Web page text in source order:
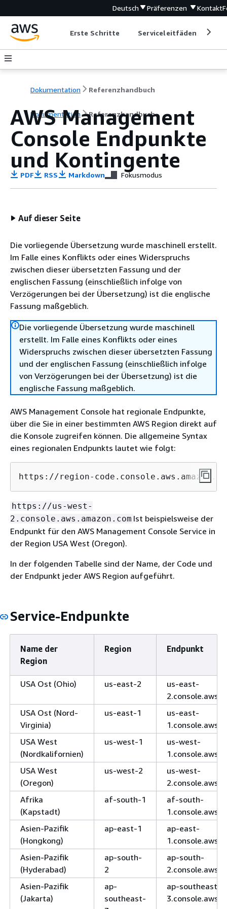
Deutsch Präferenzen Kontakt
Erste Schritte Serviceleitfäden
Dokumentation Referenzhandbuch
Dokumentation Referenzhandbuch
AWS Management
Console Endpunkte
und Kontingente
PDF RSS Markdown Fokusmodus
Auf dieser Seite
Die vorliegende Übersetzung wurde maschinell erstellt.
Im Falle eines Konflikts oder eines Widerspruchs
zwischen dieser übersetzten Fassung und der
englischen Fassung (einschließlich infolge von
Verzögerungen bei der Übersetzung) ist die englische
Fassung maßgeblich.
Die vorliegende Übersetzung wurde maschinell
erstellt. Im Falle eines Konflikts oder eines
Widerspruchs zwischen dieser übersetzten Fassung
und der englischen Fassung (einschließlich infolge
von Verzögerungen bei der Übersetzung) ist die
englische Fassung maßgeblich.
AWS Management Console hat regionale Endpunkte,
über die Sie in einer bestimmten AWS Region direkt auf
die Konsole zugreifen können. Die allgemeine Syntax
eines regionalen Endpunkts lautet wie folgt:
https://region-
https://us-west-
2.console.aws.amazon.com Ist beispielsweise der
Endpunkt für den AWS Management Console Service in
der Region USA West (Oregon).
In der folgenden Tabelle sind der Name, der Code und
der Endpunkt jeder AWS Region aufgeführt.
Service-Endpunkte
Name der
Region
Region Endpunkt
USA Ost (Ohio) us-east-2
us-east-
USA Ost (Nord-
Virginia)
us-east-1
us-east-
USA West
(Nordkalifornien)
us-west-1
us-west-
USA West
(Oregon)
us-west-2
us-west-
Afrika
(Kapstadt)
af-south-1
af-south-
Asien-Pazifik
(Hongkong)
ap-east-1
ap-east-
Asien-Pazifik
(Hyderabad)
ap-south-
2
ap-south-
Asien-Pazifik
(Jakarta)
ap-
southeast-
ap-southeast-